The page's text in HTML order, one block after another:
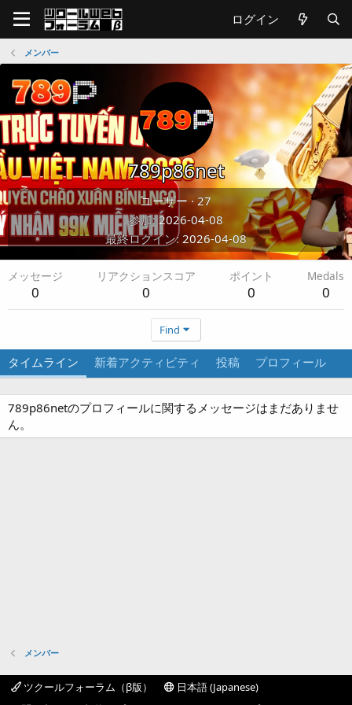
ログイン
メンバー
789p86net
ユーザー ·27
参加 2026-04-08
最終ログイン 2026-04-08
メッセージ
0
リアクションスコア
0
ポイント
0
Medals
0
Find
タイムライン 新着アクティビティ 投稿 プロフィール
789p86netのプロフィールに関するメッセージはまだありませ
ん。
メンバー
ツクールフォーラム（β版）
日本語 (Japanese)